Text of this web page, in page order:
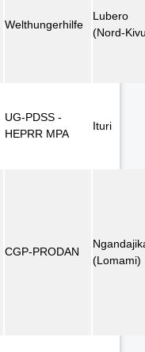
Welthungerhilfe
Lubero
(Nord-
UG-PDSS -
HEPRR MPA
Ituri
CGP-PRODAN
(Lomami)